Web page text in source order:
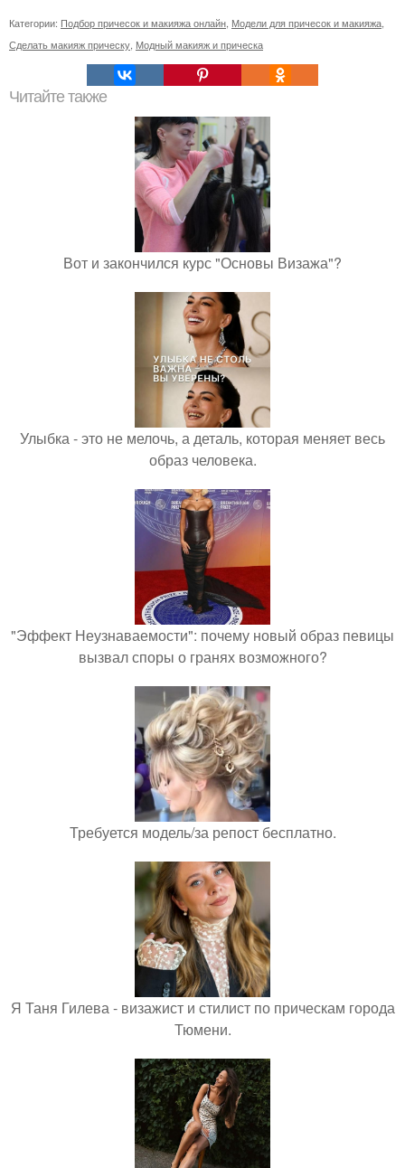
Категории: Подбор причесок и макияжа онлайн Модели для причесок и макияжа
Сделать макияж прическу Модный макияж и прическа
Читайте также
Вот и закончился курс "Основы Визажа"?
Улыбка - это не мелочь, а деталь, которая меняет весь
образ человека.
"Эффект Неузнаваемости": почему новый образ певицы
вызвал споры о гранях возможного?
Требуется модель/за репост бесплатно.
Я Таня Гилева - визажист и стилист по прическам города
Тюмени.